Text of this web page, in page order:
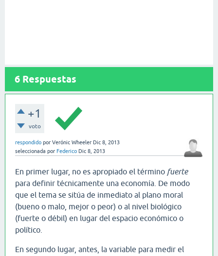
6 Respuestas
+1
voto
respondido por Verónic Wheeler Dic 8, 2013
seleccionada por Federico Dic 8, 2013
En primer lugar, no es apropiado el término fuerte
para definir técnicamente una economía. De modo
que el tema se sitúa de inmediato al plano moral
(bueno o malo, mejor o peor) o al nivel biológico
(fuerte o débil) en lugar del espacio económico o
político.
En segundo lugar, antes, la variable para medir el